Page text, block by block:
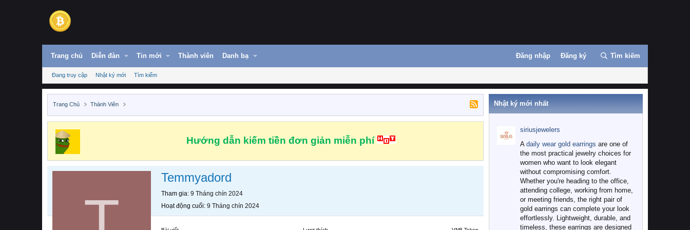
Trang chủ Diễn đàn Tin mới Thành viên Danh bạ Đăng nhập Đăng ký Tìm kiếm
Đang truy cập Nhật ký mới Tìm kiếm
Trang Chủ Thành Viên
Hướng dẫn kiếm tiền đơn giản miễn phí
Temmyadord
Tham gia 9 Tháng chín 2024
Hoạt động cuối 9 Tháng chín 2024
Nhật ký mới nhất
siriusjewelers
A daily wear gold earrings are one of
the most practical jewelry choices for
women who want to look elegant
without compromising comfort.
Whether you're heading to the office,
attending college, working from home,
or meeting friends, the right pair of
gold earrings can complete your look
effortlessly. Lightweight, durable, and
timeless, these earrings are designed